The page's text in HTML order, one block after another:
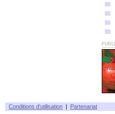
Conditions d'utilisation | Partenariat